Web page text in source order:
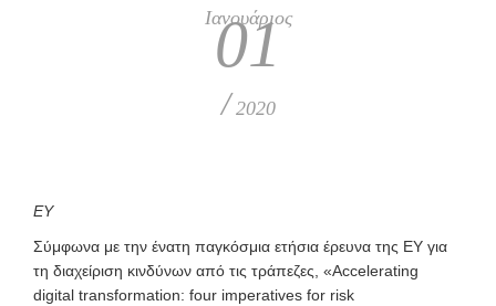
Ιανουάριος
01
/ 2020
ΕΥ
Σύμφωνα με την ένατη παγκόσμια ετήσια έρευνα της ΕΥ για
τη διαχείριση κινδύνων από τις τράπεζες, «Accelerating
digital transformation: four imperatives for risk